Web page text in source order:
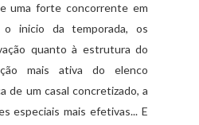
uma forte concorrente em
o inicio da temporada, os
quanto à estrutura do
mais ativa do elenco
de um casal concretizado, a
especiais mais efetivas... E